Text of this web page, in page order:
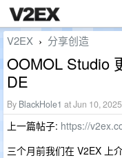
V2EX › 分享创造
OOMOL Studio
DE
By BlackHole1 at Jun 10,
上一篇帖子: https://
三个月前我们在 V2EX 上